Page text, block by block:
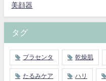
美顔器
タグ
プラセンタ 乾燥肌
たるみケア ハリ